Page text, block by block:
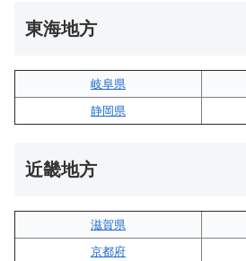
東海地方
岐阜県
静岡県
近畿地方
滋賀県
京都府